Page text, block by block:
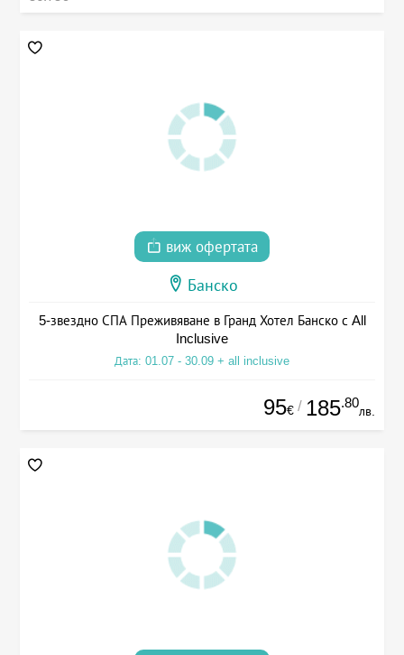
виж офертата
Банско
5-звездно СПА Преживяване в Гранд Хотел Банско с All
Inclusive
Дата: 01.07 - 30.09 + all inclusive
95€ / 185.80
лв.